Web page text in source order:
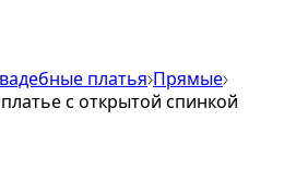
платья Прямые
с открытой спинкой